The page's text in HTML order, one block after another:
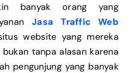
banyak orang yang
Jasa Traffic Web
website yang mereka
tanpa alasan karena
pengunjung yang banyak